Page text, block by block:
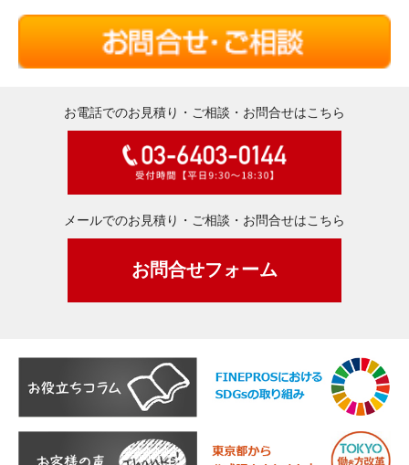
お電話でのお見積り・ご相談・お問合せはこちら
メールでのお見積り・ご相談・お問合せはこちら
お問合せフォーム